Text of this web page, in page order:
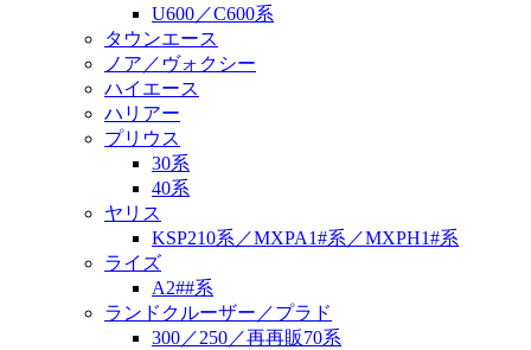
U600／C600系
タウンエース
ノア／ヴォクシー
ハイエース
ハリアー
プリウス
30系
40系
ヤリス
KSP210系／MXPA1#系／MXPH1#系
ライズ
A2##系
ランドクルーザー／プラド
300／250／再再販70系